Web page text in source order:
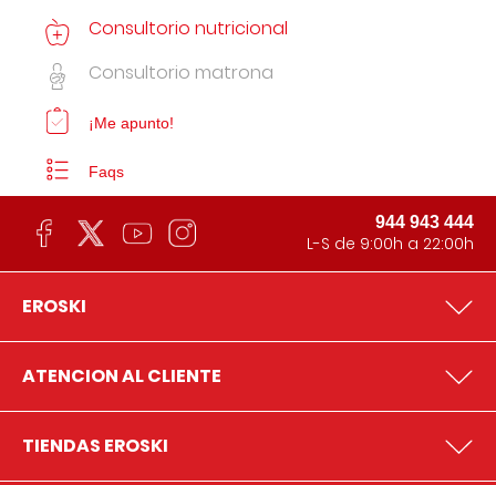
Consultorio nutricional
Consultorio matrona
¡Me apunto!
Faqs
944 943 444
L-S de 9:00h a 22:00h
EROSKI
ATENCION AL CLIENTE
TIENDAS EROSKI